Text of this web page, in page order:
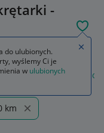
-
Wkrętarki
klucze nasadowe do
km
do ulubionych.
wyślemy Ci je
w ulubionych